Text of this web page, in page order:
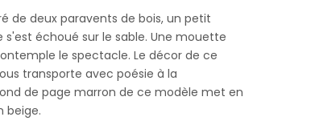
de deux paravents de bois, un petit
échoué sur le sable. Une mouette
le spectacle. Le décor de ce
transporte avec poésie à la
de page marron de ce modèle met en
beige.